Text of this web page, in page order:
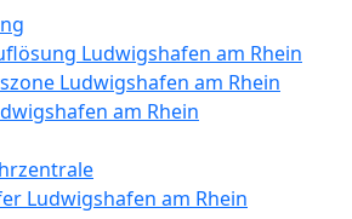
Ludwigshafen am Rhein
Ludwigshafen am Rhein
am Rhein
Ludwigshafen am Rhein